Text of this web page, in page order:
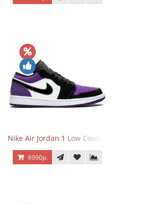
Nike Air Jordan 1 Low Court Purple
6990р.